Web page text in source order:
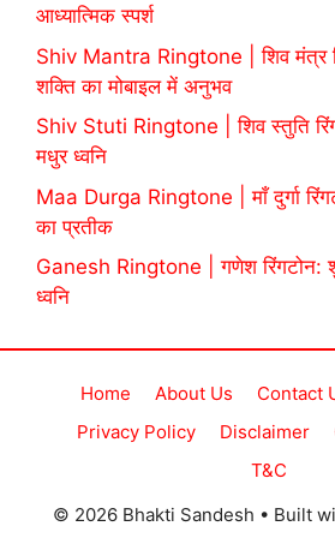
आध्यात्मिक स्पर्श
Shiv Mantra Ringtone | शिव मंत्र
शक्ति का मोबाइल में अनुभव
Shiv Stuti Ringtone | शिव स्तुति
मधुर ध्वनि
Maa Durga Ringtone | माँ दुर्गा
का प्रतीक
Ganesh Ringtone | गणेश रिंगटोन:
ध्वनि
Home About Us Contact
Privacy Policy
Disclaimer
T&C
© 2026 Bhakti Sandesh • Built